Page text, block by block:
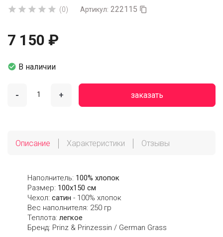
     (0) Артикул: 222115 
7 150 ₽
 В наличии
- + заказать
Описание Характеристики Отзывы
Наполнитель: 100% хлопок
Размер: 100х150 см
Чехол: сатин - 100% хлопок
Вес наполнителя: 250 гр
Теплота: легкое
Бренд: Prinz & Prinzessin / German Grass